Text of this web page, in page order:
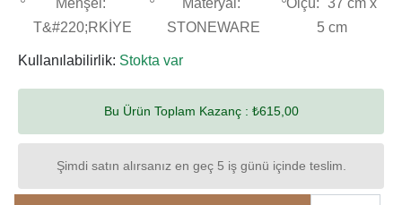
Menşei:
T&#220;RKİYE
Materyal:
STONEWARE
Ölçü:
37 cm x
5 cm
Kullanılabilirlik: Stokta var
Bu Ürün Toplam Kazanç : ₺615,00
Şimdi satın alırsanız en geç 5 iş günü içinde teslim.